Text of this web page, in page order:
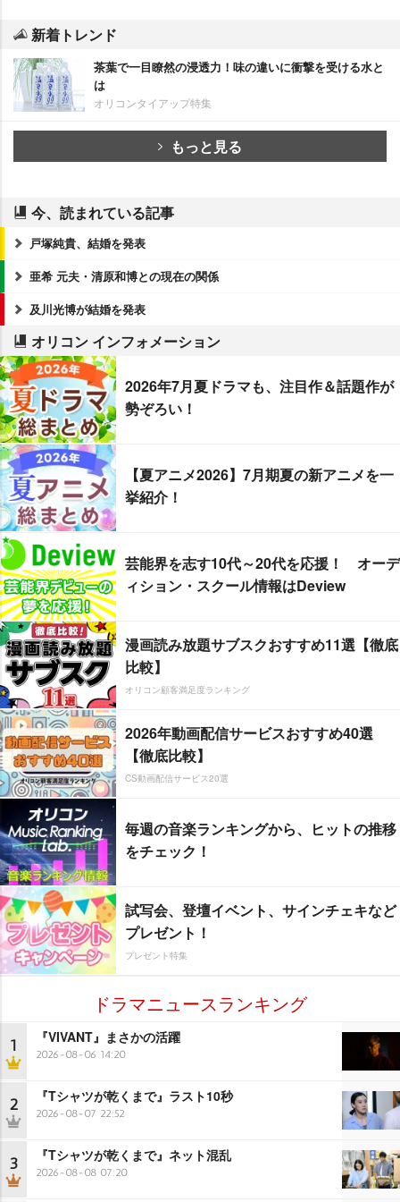
新着トレンド
茶葉で一目瞭然の浸透力！味の違いに衝撃を受ける水と
は
オリコンタイアップ特集
もっと見る
今、読まれている記事
戸塚純貴、結婚を発表
亜希 元夫・清原和博との現在の関係
及川光博が結婚を発表
オリコン インフォメーション
2026年7月夏ドラマも、注目作＆話題作が
勢ぞろい！
【夏アニメ2026】7月期夏の新アニメを一
挙紹介！
芸能界を志す10代～20代を応援！ オーデ
ィション・スクール情報はDeview
漫画読み放題サブスクおすすめ11選【徹底
比較】
オリコン顧客満足度ランキング
2026年動画配信サービスおすすめ40選
【徹底比較】
CS動画配信サービス20選
毎週の音楽ランキングから、ヒットの推移
をチェック！
試写会、登壇イベント、サインチェキなど
プレゼント！
プレゼント特集
ドラマニュースランキング
1 『VIVANT』まさかの活躍
2026-08-06 14:20
2 『Tシャツが乾くまで』ラスト10秒
2026-08-07 22:52
3 『Tシャツが乾くまで』ネット混乱
2026-08-08 07:20